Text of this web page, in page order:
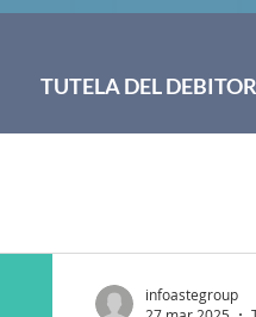
TUTELA DEL
infoastegroup